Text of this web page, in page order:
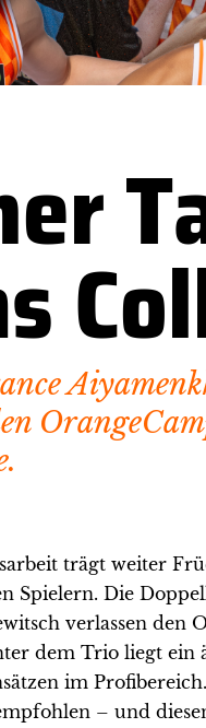
trägt weiter
Spielern. Die
verlassen den
dem Trio liegt ein
im
– und